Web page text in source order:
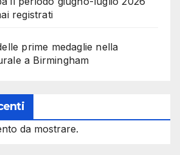
registrati
prime medaglie nella
a Birmingham
da mostrare.